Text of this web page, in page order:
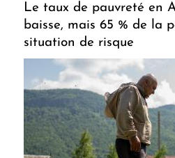
Le taux de pauvreté en
baisse, mais 65 % de la
situation de risque